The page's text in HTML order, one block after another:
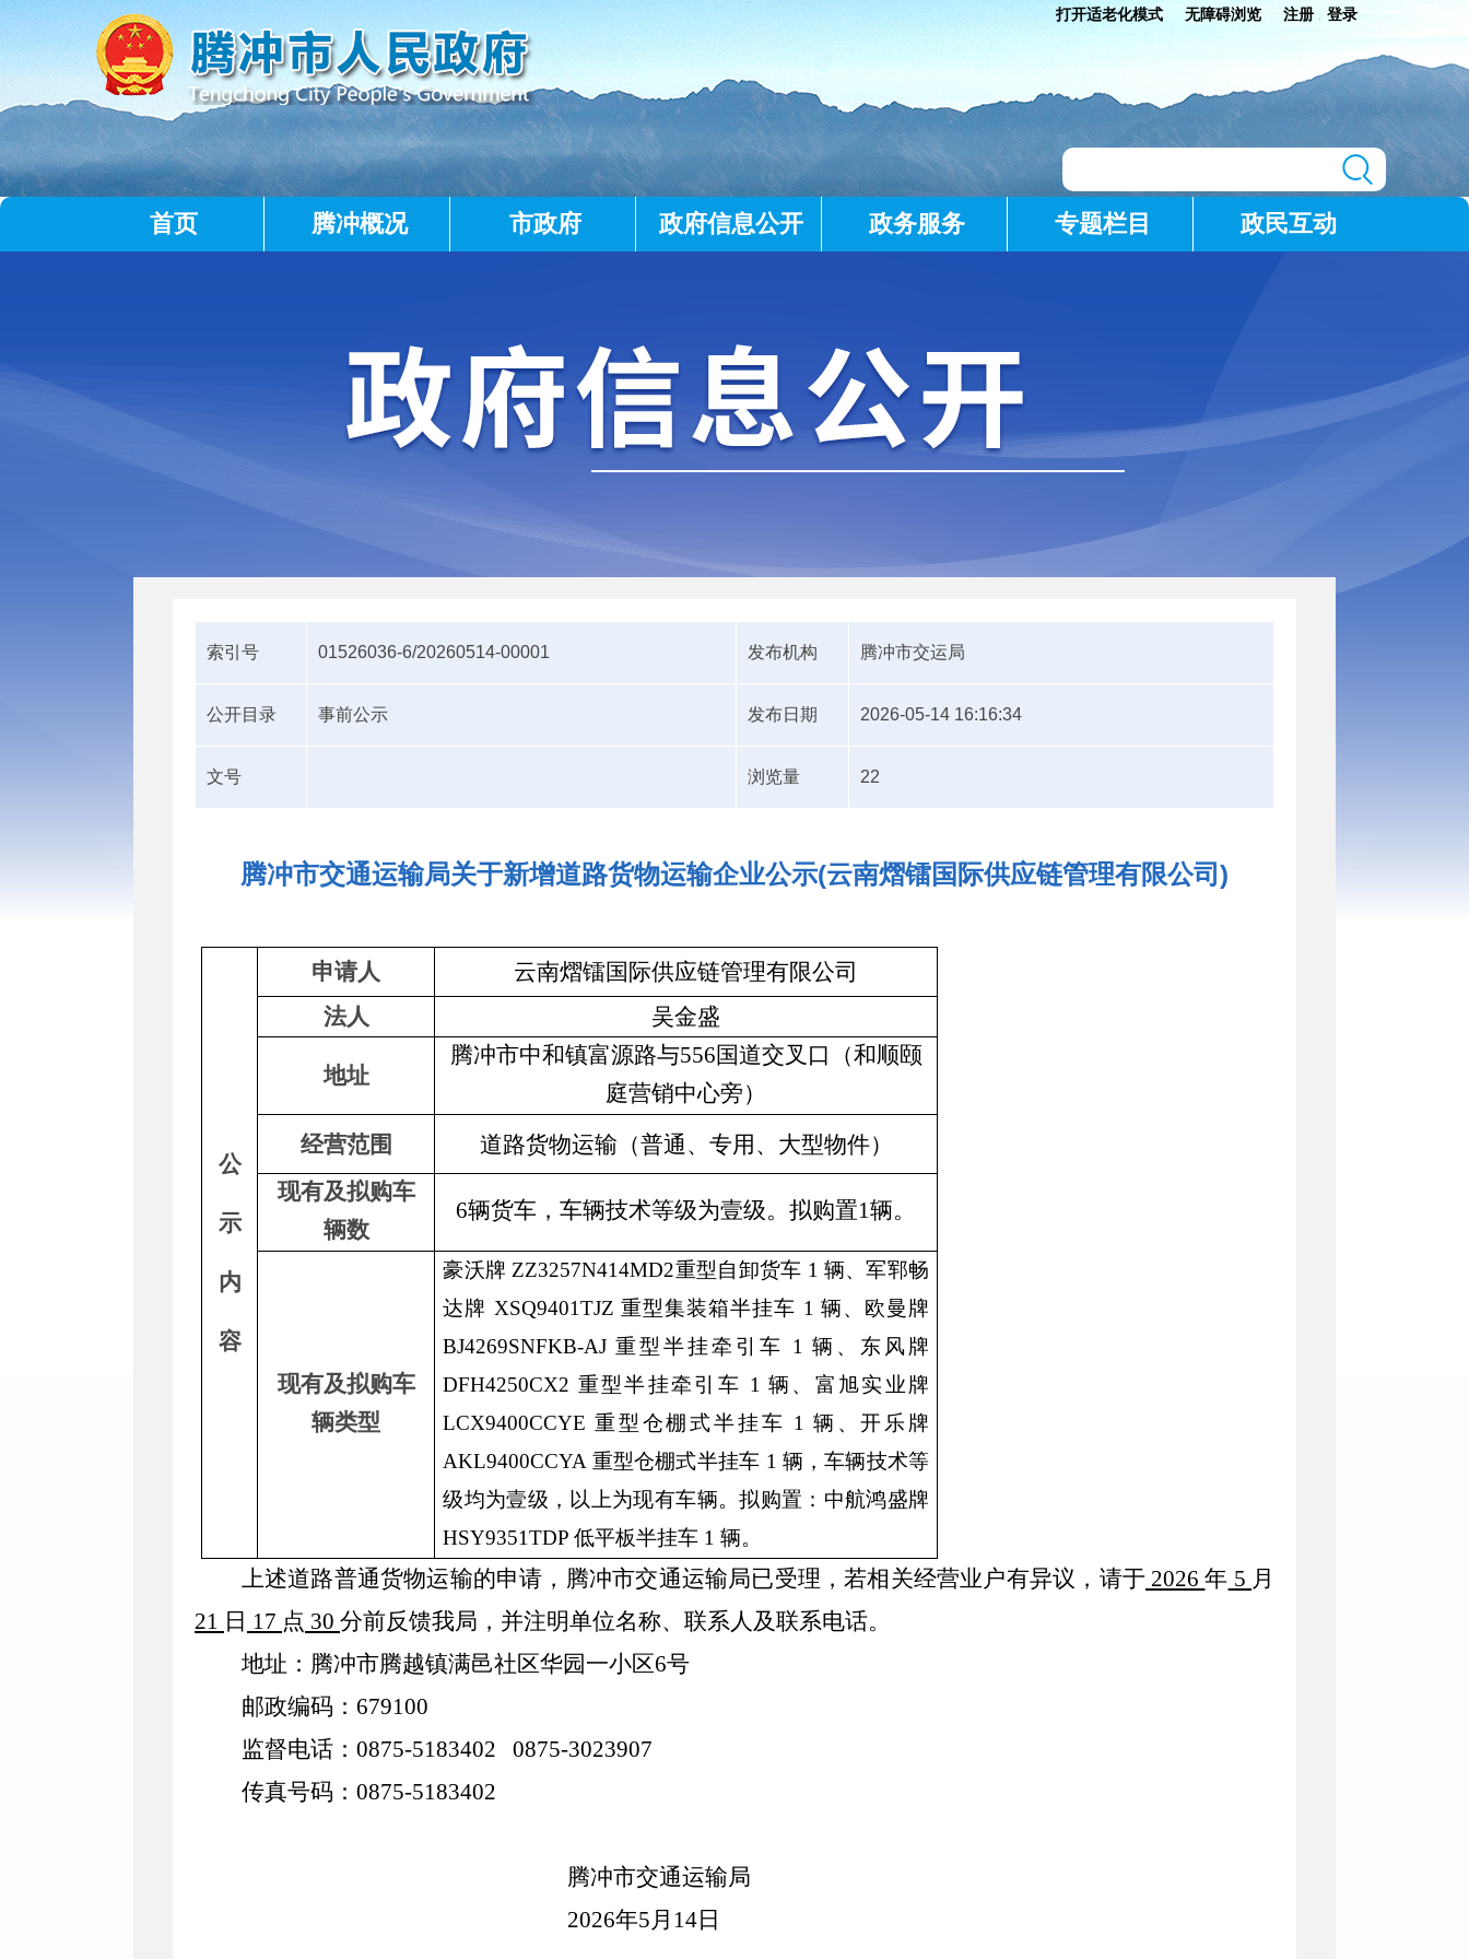
打开适老化模式 无障碍浏览 注册 登录
首页 腾冲概况 市政府 政府信息公开 政务服务 专题栏目 政民互动
索引号 01526036-6/20260514-00001 发布机构 腾冲市交运局
公开目录 事前公示 发布日期 2026-05-14 16:16:34
文号 浏览量 22
腾冲市交通运输局关于新增道路货物运输企业公示(云南熠镭国际供应链管理有限公司)
公
示
内
容
申请人
云南熠镭国际供应链管理有限公司
法人
吴金盛
地址
腾冲市中和镇富源路与556国道交叉口（和顺颐
庭营销中心旁）
经营范围
道路货物运输 （普通、专用、大型物件）
现有及拟购车
辆数
6辆货车 ，车辆技术等级为壹级。拟购置1辆。
现有及拟购车
辆类型
豪沃牌 ZZ3257N414MD2重型自卸货车 1 辆、军郓畅
达牌 XSQ9401TJZ 重型集装箱半挂车 1 辆、欧曼牌
BJ4269SNFKB-AJ 重型半挂牵引车 1 辆、东风牌
DFH4250CX2 重型半挂牵引车 1 辆、富旭实业牌
LCX9400CCYE 重型仓棚式半挂车 1 辆、开乐牌
AKL9400CCYA 重型仓棚式半挂车 1 辆，车辆技术等
级均为壹级，以上为现有车辆。拟购置： 中航鸿盛牌
HSY9351TDP 低平板半挂车 1 辆。
上述道路普通货物运输的申请，腾冲市交通运输局已受理，若相关经营业户有异议，请于2026年 5 月
21 日 17 点 30 分前反馈我局，并注明单位名称、联系人及联系电话。
地址： 腾冲市腾越镇满邑社区华园一小区6号
邮政编码：679100
监督电话： 0875-5183402
0875-3023907
传真号码： 0875-5183402
腾冲市交通运输局
2026年5月 14日